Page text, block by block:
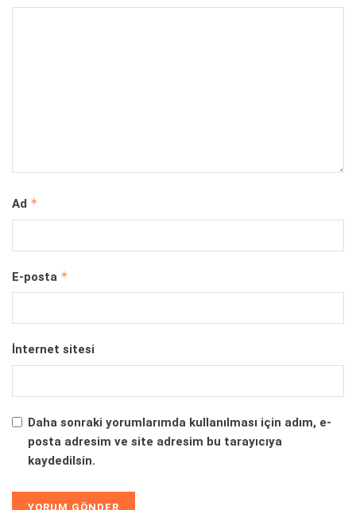
Ad *
E-posta *
İnternet sitesi
Daha sonraki yorumlarımda kullanılması için adım, e-
posta adresim ve site adresim bu tarayıcıya
kaydedilsin.